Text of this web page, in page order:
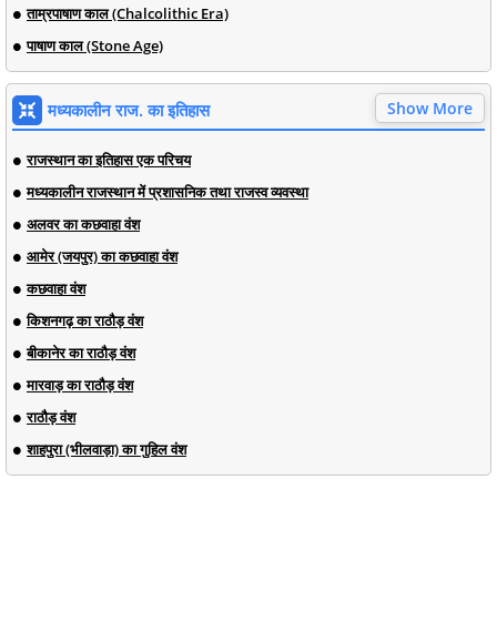
ताम्रपाषाण काल (Chalcolithic Era)
पाषाण काल (Stone Age)
मध्यकालीन राज. का इतिहास Show More
राजस्थान का इतिहास एक परिचय
मध्यकालीन राजस्थान में प्रशासनिक तथा राजस्व व्यवस्था
अलवर का कछवाहा वंश
आमेर (जयपुर) का कछवाहा वंश
कछवाहा वंश
किशनगढ़ का राठौड़ वंश
बीकानेर का राठौड़ वंश
मारवाड़ का राठौड़ वंश
राठौड़ वंश
शाहपुरा (भीलवाड़ा) का गुहिल वंश